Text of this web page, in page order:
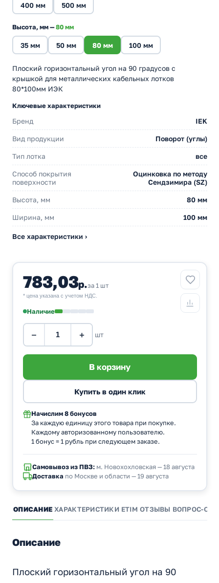
400 мм 500 мм
Высота, мм —80 мм
35 мм 50 мм 80 мм 100 мм
Плоский горизонтальный угол на 90 градусов с
крышкой для металлических кабельных лотков
80*100мм ИЭК
Ключевые характеристики
Бренд IEK
Вид продукции Поворот (углы)
Тип лотка все
Способ покрытия
поверхности
Оцинковка по методу
Сендзимира (SZ)
Высота, мм 80 мм
Ширина, мм 100 мм
Все характеристики ›
783,03р.за 1 шт
* цена указана с учетом НДС.
Наличие
− + шт
Начислим 8 бонусов
За каждую единицу этого товара при покупке.
Каждому авторизованному пользователю.
1 бонус = 1 рубль при следующем заказе.
Самовывоз из ПВЗ:м. Новохохловская — 18 августа
Доставка по Москве и области — 19 августа
ОПИСАНИЕ ХАРАКТЕРИСТИКИ ETIM ОТЗЫВЫ ВОПРОС-
Описание
Плоский горизонтальный угол на 90